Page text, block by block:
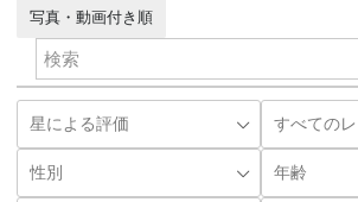
写真・動画付き順